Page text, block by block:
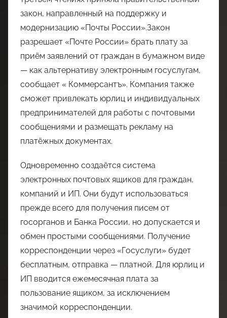
закон, направленный на поддержку и
модернизацию «Почты России».Закон
разрешает «Почте России» брать плату за
приём заявлений от граждан в бумажном виде
— как альтернативу электронным госуслугам,
сообщает « Коммерсантъ». Компания также
сможет привлекать юрлиц и индивидуальных
предпринимателей для работы с почтовыми
сообщениями и размещать рекламу на
платёжных документах.
Одновременно создаётся система
электронных почтовых ящиков для граждан,
компаний и ИП. Они будут использоваться
прежде всего для получения писем от
госорганов и Банка России, но допускается и
обмен простыми сообщениями. Получение
корреспонденции через «Госуслуги» будет
бесплатным, отправка — платной. Для юрлиц и
ИП вводится ежемесячная плата за
пользование ящиком, за исключением
значимой корреспонденции.